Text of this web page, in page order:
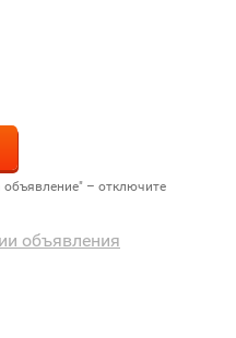
объявление" – отключите
объявления